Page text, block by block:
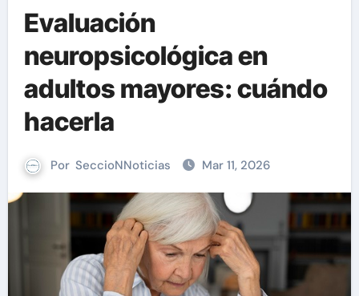
Evaluación
neuropsicológica en
adultos mayores: cuándo
hacerla
Por SeccioNNoticias Mar 11, 2026